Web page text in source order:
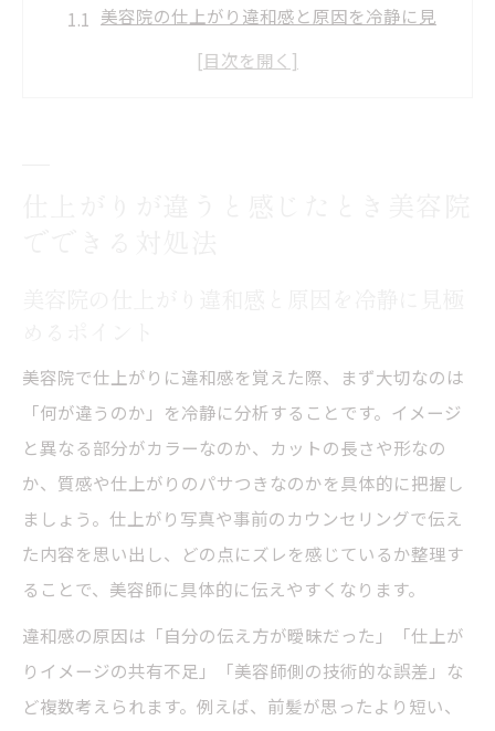
美容院の仕上がり違和感と原因を冷静に見
極めるポイント
美容院でイメージと違う場合の安心なお直し依
頼術
美容院お直しはうざい？不安を和らげる言
い回し
タイミング
美容院で仕上がりに違和感を覚えた際、まず大切なのは
「何が違うのか」を冷静に分析することです。イメージ
と異なる部分がカラーなのか、カットの長さや形なの
か、質感や仕上がりのパサつきなのかを具体的に把握し
ましょう。仕上がり写真や事前のカウンセリングで伝え
た内容を思い出し、どの点にズレを感じているか整理す
ることで、美容師に具体的に伝えやすくなります。
違和感の原因は「自分の伝え方が曖昧だった」「仕上が
りイメージの共有不足」「美容師側の技術的な誤差」な
ど複数考えられます。例えば、前髪が思ったより短い、